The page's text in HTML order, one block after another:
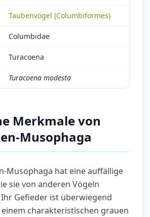
Taubenvögel (Columbiformes)
Columbidae
Turacoena
Turacoena modesta
Merkmale von
Musophaga
Musophaga hat eine auffällige
sie von anderen Vögeln
Gefieder ist überwiegend
charakteristischen grauen